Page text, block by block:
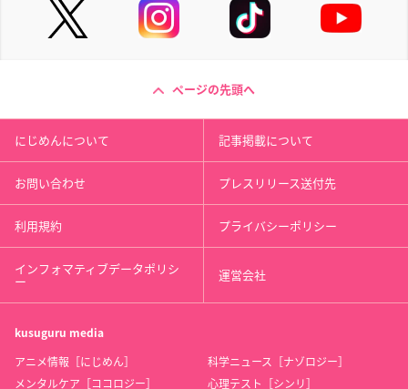
ページの先頭へ
にじめんについて 記事掲載について
お問い合わせ プレスリリース送付先
利用規約 プライバシーポリシー
インフォマティブデータポリシ
ー 運営会社
kusuguru media
アニメ情報［にじめん］
科学ニュース［ナゾロジー］
メンタルケア［ココロジー］
心理テスト［シンリ］